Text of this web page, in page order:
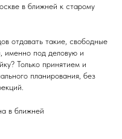
в ближней к старому
отдавать такие, свободные
именно под деловую и
Только принятием и
планирования, без
в ближней